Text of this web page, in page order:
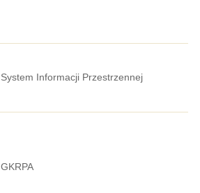
System Informacji Przestrzennej
GKRPA